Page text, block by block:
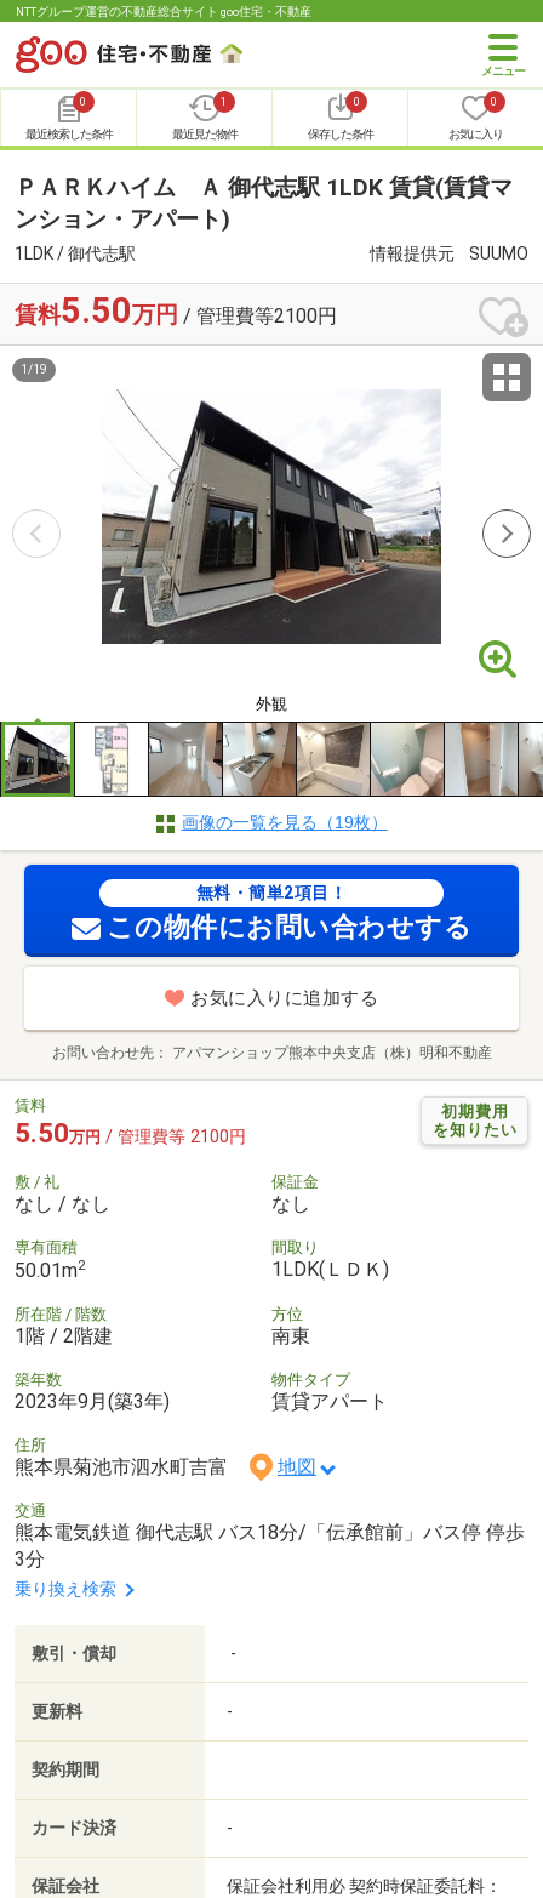
NTTグループ運営の不動産総合サイト goo住宅・不動産
0
最近検索した条件
1
最近見た物件
0
保存した条件
0
お気に入り
ＰＡＲＫハイム Ａ 御代志駅 1LDK 賃貸(賃貸マ
ンション・アパート)
1LDK / 御代志駅 情報提供元 SUUMO
賃料5.50万円 / 管理費等2100円
外観
1 /19
画像の一覧を見る（19枚）
無料・簡単2項目！
この物件にお問い合わせする
お気に入りに追加する
お問い合わせ先 アパマンショップ熊本中央支店（株）明和不動産
初期費用
を知りたい
賃料
5.50万円 / 管理費等 2100円
敷 / 礼
なし / なし
保証金
なし
専有面積
50.01m2
間取り
1LDK(ＬＤＫ)
所在階 / 階数
1階 / 2階建
方位
南東
築年数
2023年9月(築3年)
物件タイプ
賃貸アパート
住所
熊本県菊池市泗水町吉富 地図
交通
熊本電気鉄道 御代志駅 バス18分/「伝承館前」バス停 停歩
3分
乗り換え検索
敷引・償却 -
更新料 -
契約期間
カード決済 -
保証会社
保証会社利用必 契約時保証委託料：